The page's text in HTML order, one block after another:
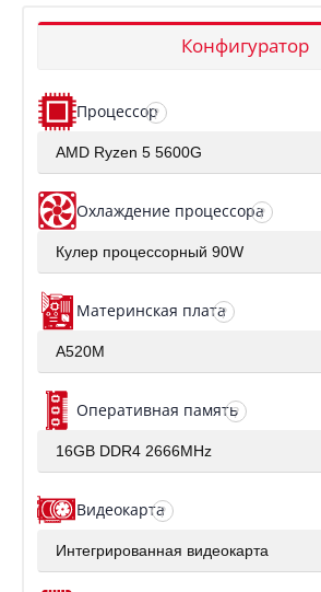
Конфигуратор
Процессор?
AMD Ryzen 5 5600G
Охлаждение процессора?
Кулер процессорный 90W
Материнская плата?
A520M
Оперативная память?
16GB DDR4 2666MHz
Видеокарта?
Интегрированная видеокарта